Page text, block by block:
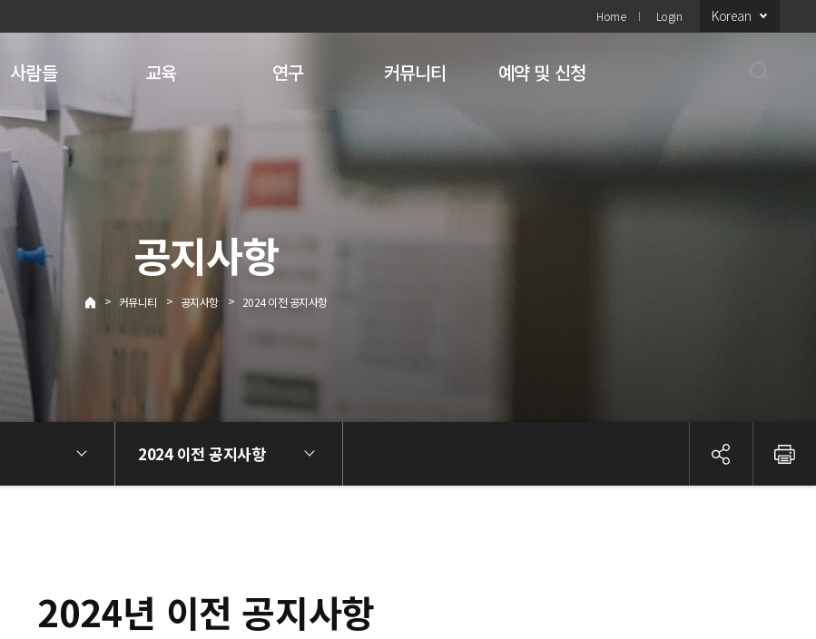
Home Login Korean
사람들 교육 연구 커뮤니티 예약 및 신청
공지사항
> 커뮤니티 > 공지사항 > 2024 이전 공지사항
2024 이전 공지사항
2024년 이전 공지사항